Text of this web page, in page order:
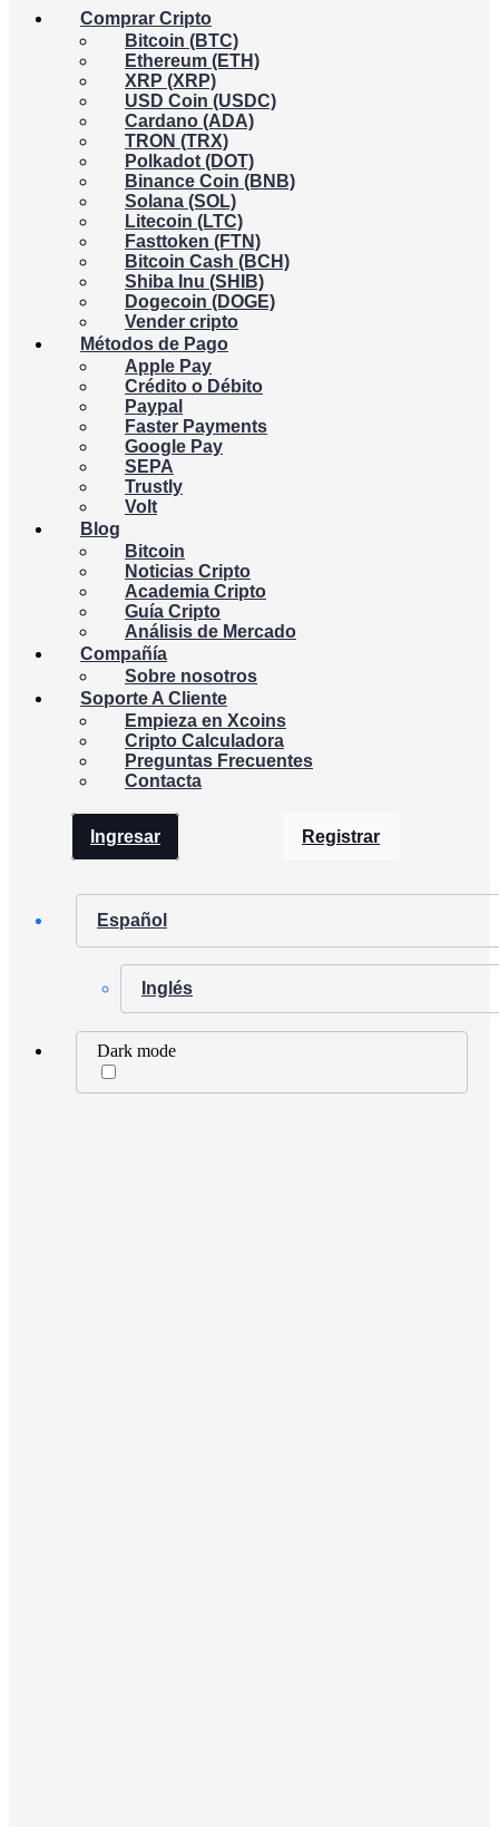
Comprar Cripto
Bitcoin (BTC)
Ethereum (ETH)
XRP (XRP)
USD Coin (USDC)
Cardano (ADA)
TRON (TRX)
Polkadot (DOT)
Binance Coin (BNB)
Solana (SOL)
Litecoin (LTC)
Fasttoken (FTN)
Bitcoin Cash (BCH)
Shiba Inu (SHIB)
Dogecoin (DOGE)
Vender cripto
Métodos de Pago
Apple Pay
Crédito o Débito
Paypal
Faster Payments
Google Pay
SEPA
Trustly
Volt
Blog
Bitcoin
Noticias Cripto
Academia Cripto
Guía Cripto
Análisis de Mercado
Compañía
Sobre nosotros
Soporte A Cliente
Empieza en Xcoins
Cripto Calculadora
Preguntas Frecuentes
Contacta
Ingresar Registrar
Español
Inglés
Dark mode